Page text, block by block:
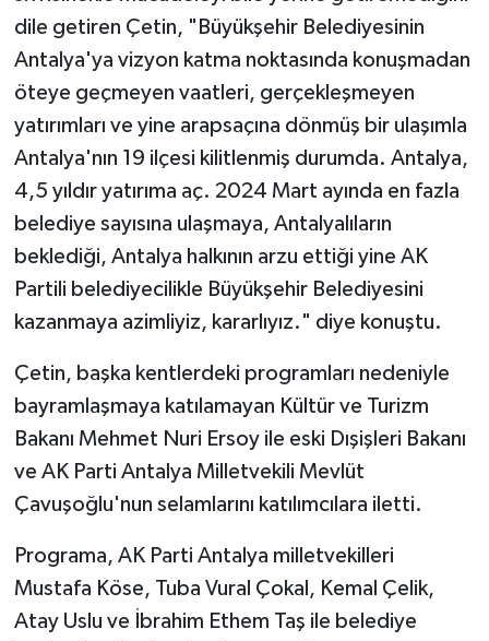
dile getiren Çetin, "Büyükşehir Belediyesinin
Antalya'ya vizyon katma noktasında konuşmadan
öteye geçmeyen vaatleri, gerçekleşmeyen
yatırımları ve yine arapsaçına dönmüş bir ulaşımla
Antalya'nın 19 ilçesi kilitlenmiş durumda. Antalya,
4,5 yıldır yatırıma aç. 2024 Mart ayında en fazla
belediye sayısına ulaşmaya, Antalyalıların
beklediği, Antalya halkının arzu ettiği yine AK
Partili belediyecilikle Büyükşehir Belediyesini
kazanmaya azimliyiz, kararlıyız." diye konuştu.
Çetin, başka kentlerdeki programları nedeniyle
bayramlaşmaya katılamayan Kültür ve Turizm
Bakanı Mehmet Nuri Ersoy ile eski Dışişleri Bakanı
ve AK Parti Antalya Milletvekili Mevlüt
Çavuşoğlu'nun selamlarını katılımcılara iletti.
Programa, AK Parti Antalya milletvekilleri
Mustafa Köse, Tuba Vural Çokal, Kemal Çelik,
Atay Uslu ve İbrahim Ethem Taş ile belediye